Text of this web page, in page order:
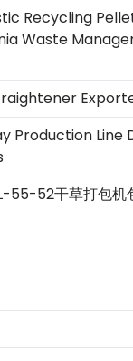
Recycling
Waste
Production Line
55-52干草打包机